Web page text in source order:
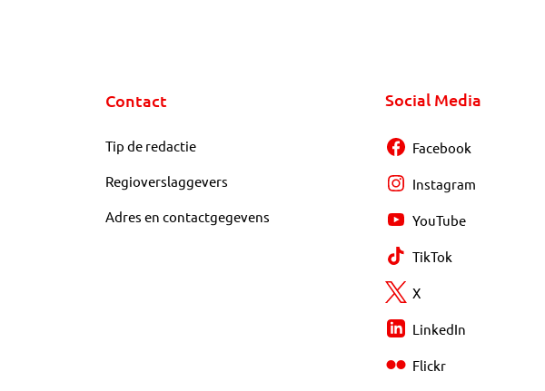
Contact
Tip de redactie
Regioverslaggevers
Adres en contactgegevens
Social Media
Facebook
Instagram
YouTube
TikTok
X
LinkedIn
Flickr